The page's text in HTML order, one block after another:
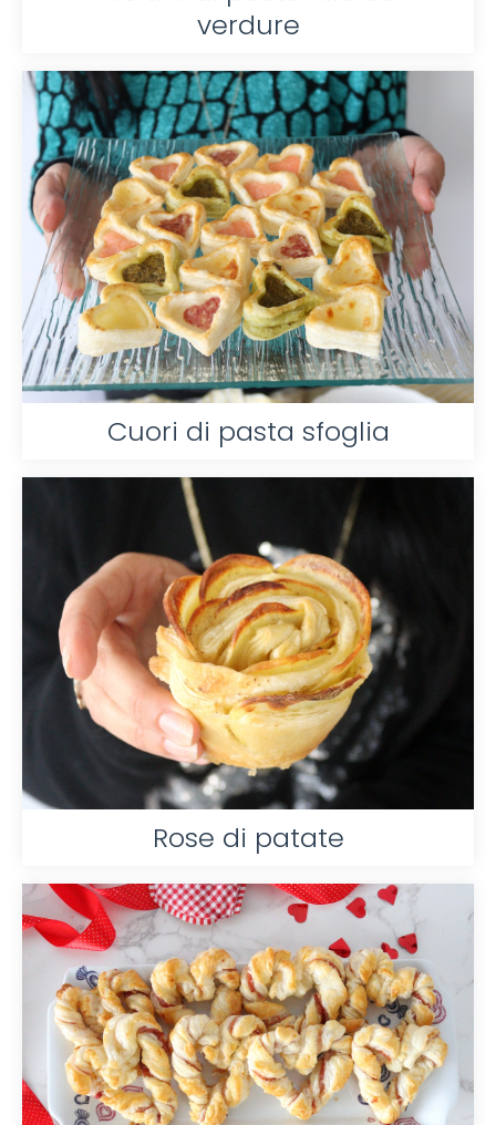
verdure
Cuori di pasta sfoglia
Rose di patate